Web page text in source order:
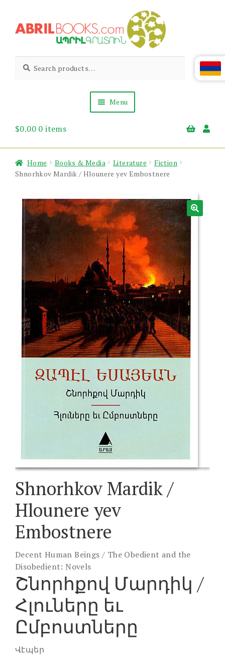
to
to
Abril
Books
Living
Armenian
for:
Menu
About Us
News & Events
$0.00 0 items
Home Books & Media Literature
Fiction
Shnorhkov Mardik / Hlounere yev Embostnere
Shnorhkov Mardik /
Hlounere yev
Embostnere
Decent Human Beings / The Obedient and the
Disobedient: Novels
Շնորհքով Մարդիկ /
Հլուները եւ
Ըմբոստները
Վէպեր